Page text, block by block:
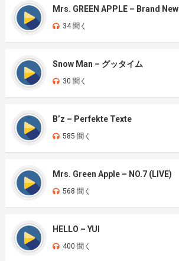
Mrs. GREEN APPLE – Brand New
34 聞く
Snow Man – グッタイム
30 聞く
B’z – Perfekte Texte
585 聞く
Mrs. Green Apple – NO.7 (LIVE)
568 聞く
HELLO – YUI
400 聞く